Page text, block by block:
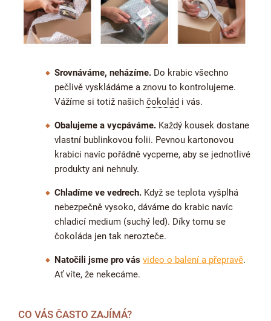
Srovnáváme, neházíme. Do krabic všechno
pečlivě vyskládáme a znovu to kontrolujeme.
Vážíme si totiž našich čokolád i vás.
Obalujeme a vycpáváme. Každý kousek dostane
vlastní bublinkovou folii. Pevnou kartonovou
krabici navíc pořádně vycpeme, aby se jednotlivé
produkty ani nehnuly.
Chladíme ve vedrech. Když se teplota vyšplhá
nebezpečně vysoko, dáváme do krabic navíc
chladicí medium (suchý led). Díky tomu se
čokoláda jen tak nerozteče.
Natočili jsme pro vás video o balení a přepravě.
Ať víte, že nekecáme.
CO VÁS ČASTO ZAJÍMÁ?